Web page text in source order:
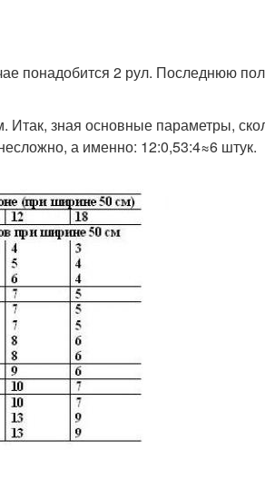
понадобится 2 рул. Последнюю
Итак, зная основные параметры,
а именно: 12:0,53:4≈6 штук.